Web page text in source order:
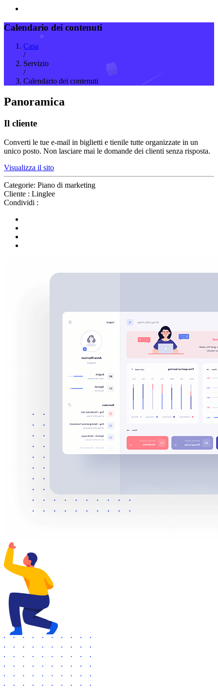
Calendario dei contenuti
Casa
/
Servizio
/
Calendario dei contenuti
Panoramica
Il cliente
Converti le tue e-mail in biglietti e tienile tutte organizzate in un
unico posto. Non lasciare mai le domande dei clienti senza risposta.
Visualizza il sito
Categorie: Piano di marketing
Cliente : Linglee
Condividi :